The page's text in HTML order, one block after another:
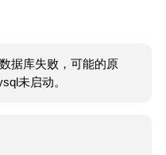
据库失败，可能的原
未启动。